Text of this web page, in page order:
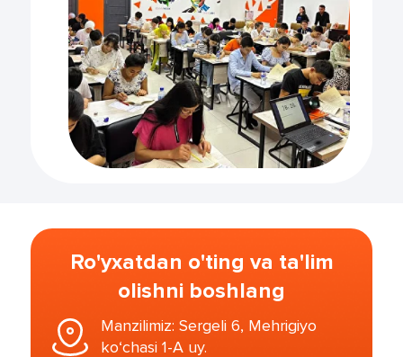
Ro'yxatdan o'ting va ta'lim
olishni boshlang
Manzilimiz: Sergeli 6, Mehrigiyo
ko‘chasi 1-A uy.